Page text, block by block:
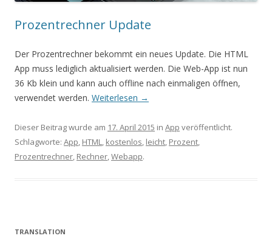
Prozentrechner Update
Der Prozentrechner bekommt ein neues Update. Die HTML
App muss lediglich aktualisiert werden. Die Web-App ist nun
36 Kb klein und kann auch offline nach einmaligen öffnen,
verwendet werden. Weiterlesen →
Dieser Beitrag wurde am 17. April 2015 in App veröffentlicht.
Schlagworte: App, HTML, kostenlos, leicht, Prozent,
Prozentrechner, Rechner,Webapp.
TRANSLATION